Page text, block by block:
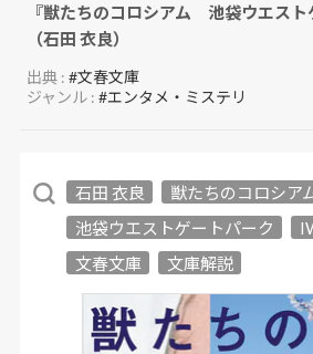
『獣たちのコロシアム 池袋ウエスト
（石田 衣良）
出典 :#文春文庫
ジャンル :#エンタメ・ミステリ
石田 衣良
獣たちのコロシア
池袋ウエストゲートパーク
文春文庫
文庫解説